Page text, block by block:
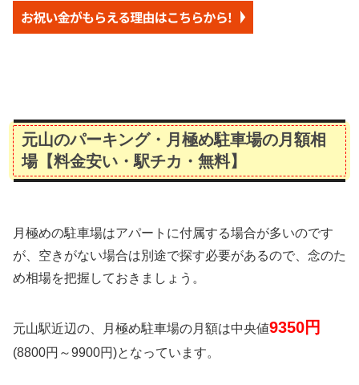
元山のパーキング・月極め駐車場の月額相
場【料金安い・駅チカ・無料】
月極めの駐車場はアパートに付属する場合が多いのです
が、空きがない場合は別途で探す必要があるので、念のた
め相場を把握しておきましょう。
元山駅近辺の、月極め駐車場の月額は中央値9350円
(8800円～9900円)となっています。